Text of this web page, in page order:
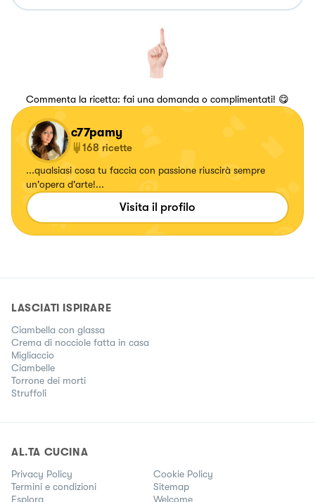
Commenta la ricetta: fai una domanda o complimentati! 😋
c77pamy
168 ricette
...qualsiasi cosa tu faccia con passione riuscirà sempre
un'opera d'arte!...
Visita il profilo
LASCIATI ISPIRARE
Ciambella con glassa
Crema di nocciole fatta in casa
Migliaccio
Ciambelle
Torrone dei morti
Struffoli
AL.TA CUCINA
Privacy Policy
Cookie Policy
Termini e condizioni
Sitemap
Esplora
Welcome